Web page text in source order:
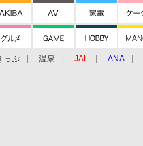
っぷ 温泉 JAL ANA